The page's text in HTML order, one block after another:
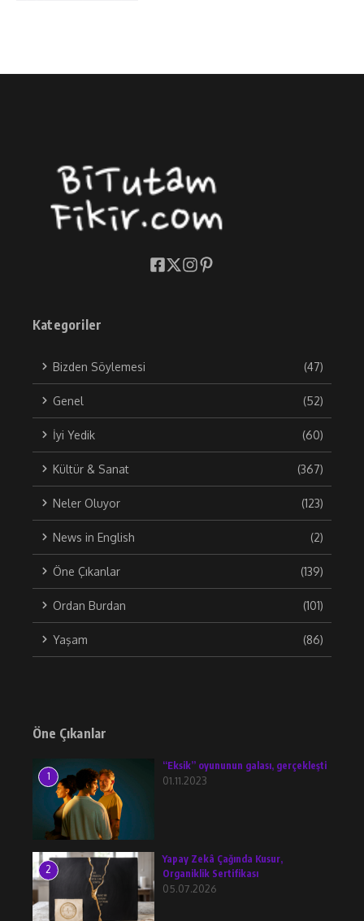
Kategoriler
Bizden Söylemesi (47)
Genel (52)
İyi Yedik (60)
Kültür & Sanat (367)
Neler Oluyor (123)
News in English (2)
Öne Çıkanlar (139)
Ordan Burdan (101)
Yaşam (86)
Öne Çıkanlar
1
“Eksik” oyununun galası, gerçekleşti
01.11.2023
2
Yapay Zekâ Çağında Kusur,
Organiklik Sertifikası
05.07.2026